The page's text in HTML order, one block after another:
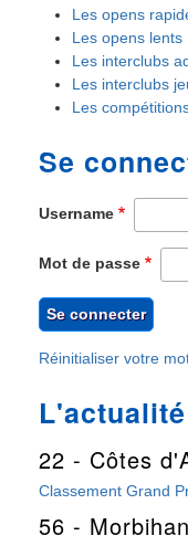
Les opens
Les opens lents
Les interclubs
Les interclubs
Les
Se
Username
Mot de passe
Réinitialiser votre
22 - Côtes
Classement Grand
56 - Morbihan